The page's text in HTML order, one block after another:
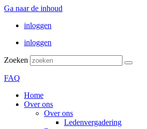
Ga naar de inhoud
inloggen
inloggen
Zoeken
FAQ
Home
Over ons
Over ons
Ledenvergadering